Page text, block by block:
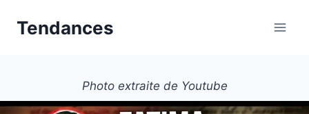
Tendances
Photo extraite de Youtube